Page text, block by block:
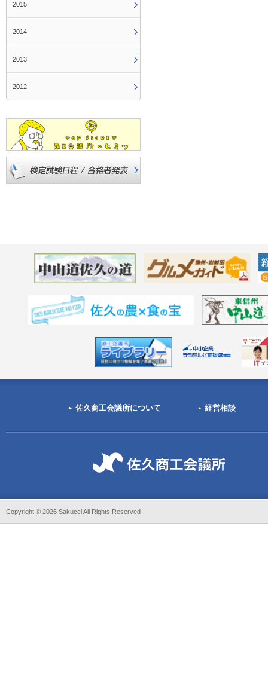
2015
2014
2013
2012
佐久商工会議所について 経営相談
Copyright © 2026 Sakucci All Rights Reserved